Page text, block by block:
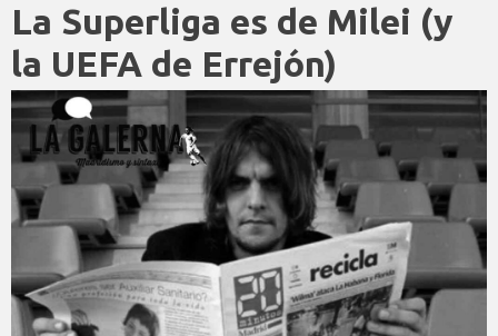
La Superliga es de Milei (y
la UEFA de Errejón)